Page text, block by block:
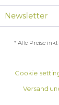
Newsletter
* Alle Preise
Cookie
Versand